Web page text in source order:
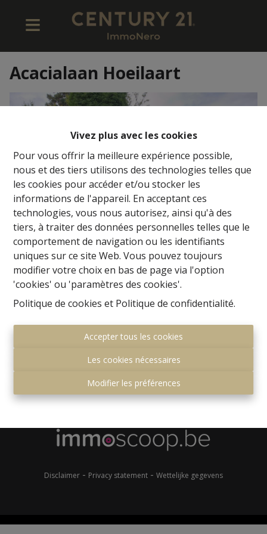
Vivez plus avec les cookies
Pour vous offrir la meilleure expérience possible,
nous et des tiers utilisons des technologies telles que
les cookies pour accéder et/ou stocker les
informations de l'appareil. En acceptant ces
technologies, vous nous autorisez, ainsi qu'à des
tiers, à traiter des données personnelles telles que le
comportement de navigation ou les identifiants
uniques sur ce site Web. Vous pouvez toujours
modifier votre choix en bas de page via l'option
'cookies' ou 'paramètres des cookies'.
Politique de cookies et Politique de confidentialité.
Accepter tous les cookies
Les cookies nécessaires
Modifier les préférences
Acacialaan Hoeilaart
Gemeenteplein 7
1560 Hoeilaart
+32 (0)2 657 36 99
Disclaimer - Privacy statement - Wettelijke gegevens